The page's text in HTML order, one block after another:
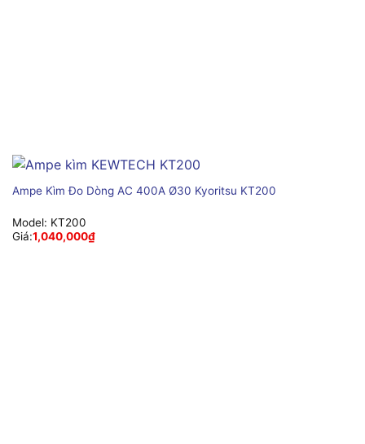
Ampe Kìm Đo Dòng AC 400A Ø30 Kyoritsu KT200
Model: KT200
Giá:1,040,000₫